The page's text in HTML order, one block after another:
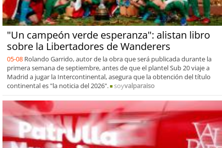
"Un campeón verde esperanza": alistan libro
sobre la Libertadores de Wanderers
05-08 Rolando Garrido, autor de la obra que será publicada durante la
primera semana de septiembre, antes de que el plantel Sub 20 viaje a
Madrid a jugar la Intercontinental, asegura que la obtención del título
continental es "la noticia del 2026".
soyvalparaiso